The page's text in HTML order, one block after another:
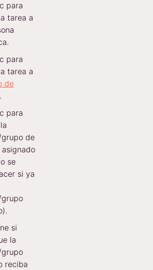
para
tarea a
para
tarea a
de
.
para
de
asignado
se
si ya
si
la
reciba